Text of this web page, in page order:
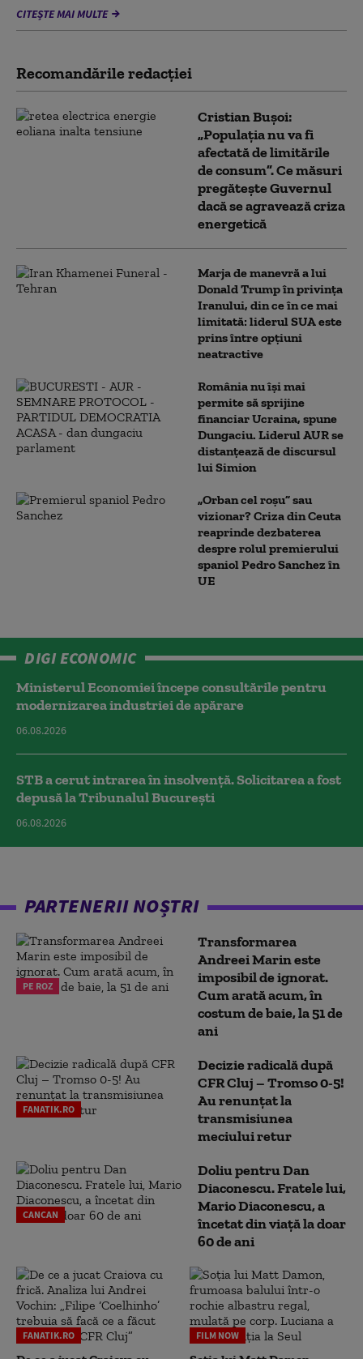
CITEȘTE MAI MULTE
Recomandările redacţiei
Cristian Bușoi:
„Populația nu va fi
afectată de limitările
de consum”. Ce măsuri
pregătește Guvernul
dacă se agravează criza
energetică
Marja de manevră a lui
Donald Trump în privința
Iranului, din ce în ce mai
limitată: liderul SUA este
prins între opțiuni
neatractive
România nu își mai
permite să sprijine
financiar Ucraina, spune
Dungaciu. Liderul AUR se
distanțează de discursul
lui Simion
„Orban cel roșu” sau
vizionar? Criza din Ceuta
reaprinde dezbaterea
despre rolul premierului
spaniol Pedro Sanchez în
UE
DIGI ECONOMIC
Ministerul Economiei începe consultările pentru
modernizarea industriei de apărare
06.08.2026
STB a cerut intrarea în insolvență. Solicitarea a fost
depusă la Tribunalul București
06.08.2026
PARTENERII NOȘTRI
PE ROZ
Transformarea
Andreei Marin este
imposibil de ignorat.
Cum arată acum, în
costum de baie, la 51 de
ani
FANATIK.RO
Decizie radicală după
CFR Cluj – Tromso 0-5!
Au renunțat la
transmisiunea
meciului retur
CANCAN
Doliu pentru Dan
Diaconescu. Fratele lui,
Mario Diaconescu, a
încetat din viață la doar
60 de ani
FANATIK.RO FILM NOW